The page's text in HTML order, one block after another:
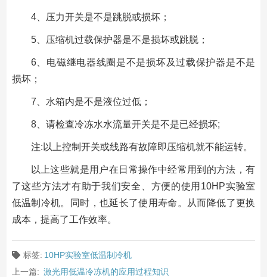
4、压力开关是不是跳脱或损坏；
5、压缩机过载保护器是不是损坏或跳脱；
6、电磁继电器线圈是不是损坏及过载保护器是不是
损坏；
7、水箱内是不是液位过低；
8、请检查冷冻水水流量开关是不是已经损坏;
注:以上控制开关或线路有故障即压缩机就不能运转。
以上这些就是用户在日常操作中经常用到的方法，有
了这些方法才有助于我们安全、方便的使用10HP实验室
低温制冷机。同时，也延长了使用寿命。从而降低了更换
成本，提高了工作效率。
标签: 10HP实验室低温制冷机
上一篇: 激光用低温冷冻机的应用过程知识